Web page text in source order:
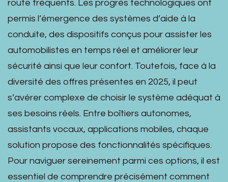
route fréquents. Les progrès technologiques ont
permis l’émergence des systèmes d’aide à la
conduite, des dispositifs conçus pour assister les
automobilistes en temps réel et améliorer leur
sécurité ainsi que leur confort. Toutefois, face à la
diversité des offres présentes en 2025, il peut
s’avérer complexe de choisir le système adéquat à
ses besoins réels. Entre boîtiers autonomes,
assistants vocaux, applications mobiles, chaque
solution propose des fonctionnalités spécifiques.
Pour naviguer sereinement parmi ces options, il est
essentiel de comprendre précisément comment